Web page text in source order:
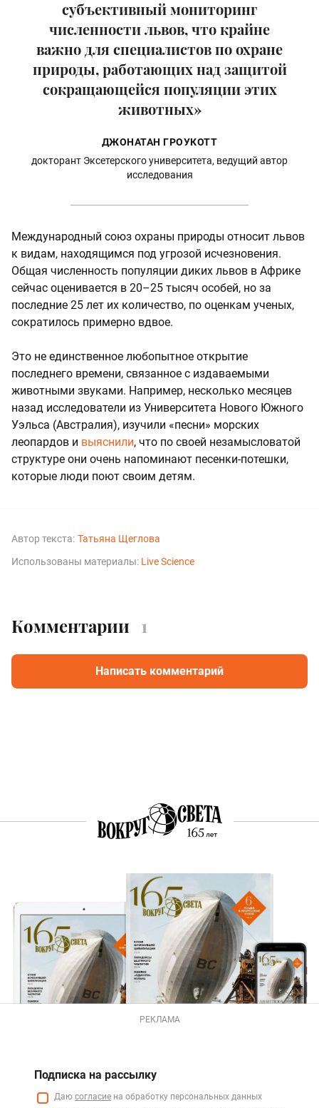
субъективный мониторинг
численности львов, что крайне
важно для специалистов по охране
природы, работающих над защитой
сокращающейся популяции этих
животных»
ДЖОНАТАН ГРОУКОТТ
докторант Эксетерского университета, ведущий автор
исследования
Международный союз охраны природы относит львов
к видам, находящимся под угрозой исчезновения.
Общая численность популяции диких львов в Африке
сейчас оценивается в 20–25 тысяч особей, но за
последние 25 лет их количество, по оценкам ученых,
сократилось примерно вдвое.
Это не единственное любопытное открытие
последнего времени, связанное с издаваемыми
животными звуками. Например, несколько месяцев
назад исследователи из Университета Нового Южного
Уэльса (Австралия), изучили «песни» морских
леопардов и выяснили, что по своей незамысловатой
структуре они очень напоминают песенки-потешки,
которые люди поют своим детям.
Автор текста: Татьяна Щеглова
Использованы материалы: Live Science
Комментарии 1
Написать комментарий
РЕКЛАМА
Подписка на рассылку
Даю согласие на обработку персональных данных